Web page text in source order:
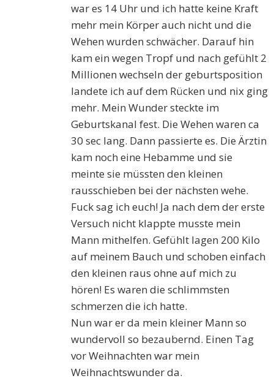
war es 14 Uhr und ich hatte keine Kraft
mehr mein Körper auch nicht und die
Wehen wurden schwächer. Darauf hin
kam ein wegen Tropf und nach gefühlt 2
Millionen wechseln der geburtsposition
landete ich auf dem Rücken und nix ging
mehr. Mein Wunder steckte im
Geburtskanal fest. Die Wehen waren ca
30 sec lang. Dann passierte es. Die Ärztin
kam noch eine Hebamme und sie
meinte sie müssten den kleinen
rausschieben bei der nächsten wehe.
Fuck sag ich euch! Ja nach dem der erste
Versuch nicht klappte musste mein
Mann mithelfen. Gefühlt lagen 200 Kilo
auf meinem Bauch und schoben einfach
den kleinen raus ohne auf mich zu
hören! Es waren die schlimmsten
schmerzen die ich hatte.
Nun war er da mein kleiner Mann so
wundervoll so bezaubernd. Einen Tag
vor Weihnachten war mein
Weihnachtswunder da.